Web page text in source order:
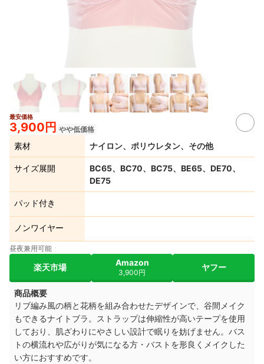
最安価格
3,900円 やや低価格
素材 ナイロン、ポリウレタン、その他
サイズ展開
BC65、BC70、BC75、BE65、DE70、
DE75
パッド付き
ノンワイヤー
昼夜兼用可能
楽天市場 Amazon
3,900円
ヤフー
商品概要
リブ編み風の柄と花柄を組み合わせたデザインで、谷間メイク
もできるナイトブラ。ストラップは伸縮性が高いテープを使用
しており、肌ざわりにやさしい設計で眠りを妨げません。バス
トの横流れや広がりが気になる方・バストを形良くメイクした
い方におすすめです。